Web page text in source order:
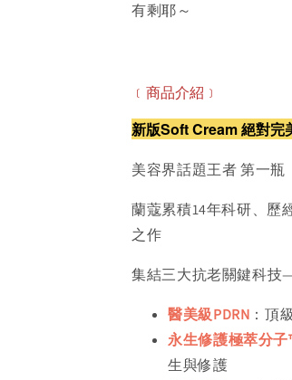
有剩耶～
﹝商品介紹﹞
新版Soft Cream絕對完
美容界話題王者 第一瓶
蘭蔻累積14年科研、歷
之作
集結三大抗老關鍵科技
醫美級PDRN ：頂
永生修護極萃分
生與修護